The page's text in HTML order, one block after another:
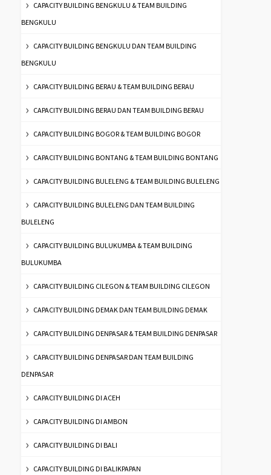
CAPACITY BUILDING BENGKULU & TEAM BUILDING
BENGKULU
CAPACITY BUILDING BENGKULU DAN TEAM BUILDING
BENGKULU
CAPACITY BUILDING BERAU & TEAM BUILDING BERAU
CAPACITY BUILDING BERAU DAN TEAM BUILDING BERAU
CAPACITY BUILDING BOGOR & TEAM BUILDING BOGOR
CAPACITY BUILDING BONTANG & TEAM BUILDING BONTANG
CAPACITY BUILDING BULELENG & TEAM BUILDING BULELENG
CAPACITY BUILDING BULELENG DAN TEAM BUILDING
BULELENG
CAPACITY BUILDING BULUKUMBA & TEAM BUILDING
BULUKUMBA
CAPACITY BUILDING CILEGON & TEAM BUILDING CILEGON
CAPACITY BUILDING DEMAK DAN TEAM BUILDING DEMAK
CAPACITY BUILDING DENPASAR & TEAM BUILDING DENPASAR
CAPACITY BUILDING DENPASAR DAN TEAM BUILDING
DENPASAR
CAPACITY BUILDING DI ACEH
CAPACITY BUILDING DI AMBON
CAPACITY BUILDING DI BALI
CAPACITY BUILDING DI BALIKPAPAN